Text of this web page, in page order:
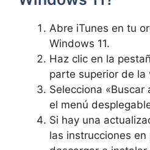
Abre iTunes en tu
Windows 11.
Haz​ clic en‍ la​
parte superior de la
Selecciona «Buscar
el menú
Si hay⁣ una
las instrucciones ‍en